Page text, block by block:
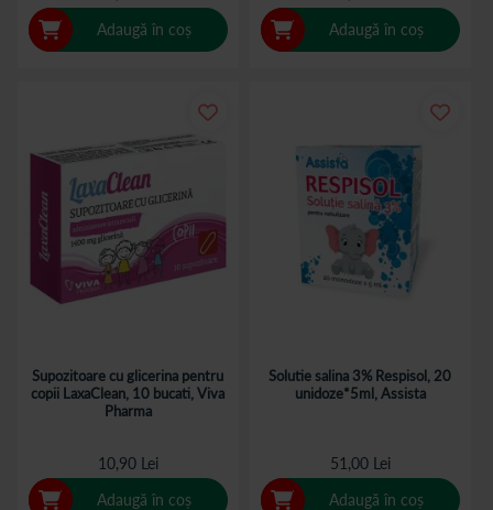
Adaugă în coș
Adaugă în coș
Supozitoare cu glicerina pentru
copii LaxaClean, 10 bucati, Viva
Pharma
10,90 Lei
Adaugă în coș
Solutie salina 3% Respisol, 20
unidoze*5ml, Assista
51,00 Lei
Adaugă în coș